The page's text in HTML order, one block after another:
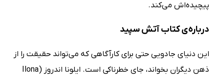
پیچیده‌اش می‌کند.
درباره‌ی کتاب آتش سپید
این دنیای جادویی حتی برای کارآگاهی که می‌تواند حقیقت را از
ذهن دیگران بخواند، جای خطرناکی است. ایلونا اندروز (Ilona